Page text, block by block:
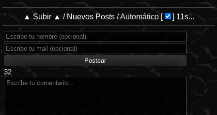
▲ Subir ▲/Nuevos Posts/Automático[ ] 11s...
32